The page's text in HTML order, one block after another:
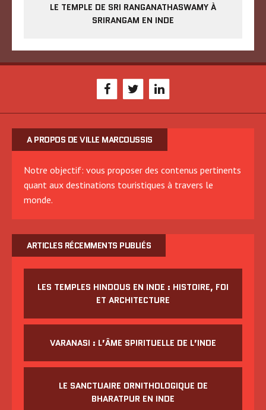
LE TEMPLE DE SRI RANGANATHASWAMY À
SRIRANGAM EN INDE
A PROPOS DE VILLE MARCOUSSIS
Notre objectif: vous proposer des contenus pertinents
quant aux destinations touristiques à travers le
monde.
ARTICLES RÉCEMMENTS PUBLIÉS
LES TEMPLES HINDOUS EN INDE : HISTOIRE, FOI
ET ARCHITECTURE
VARANASI : L’ÂME SPIRITUELLE DE L’INDE
LE SANCTUAIRE ORNITHOLOGIQUE DE
BHARATPUR EN INDE